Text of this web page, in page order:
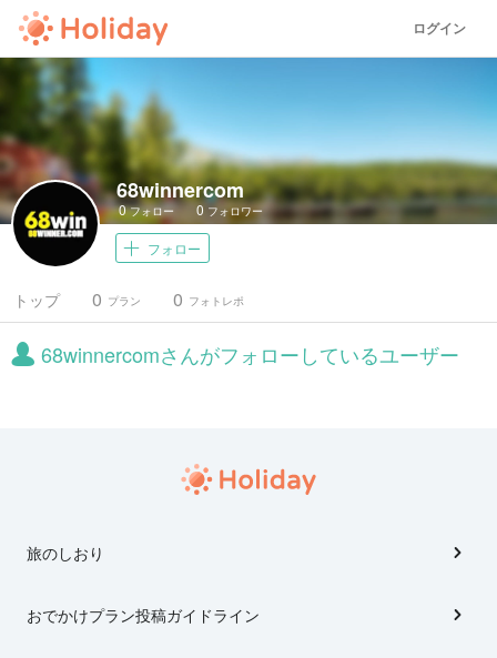
ログイン
68winnercom
0フォロー 0 フォロワー
フォロー
トップ プラン
0 フォトレポ
0
68winnercomさんがフォローしているユーザー
旅のしおり
おでかけプラン投稿ガイドライン